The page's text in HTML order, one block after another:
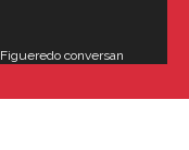
conversan